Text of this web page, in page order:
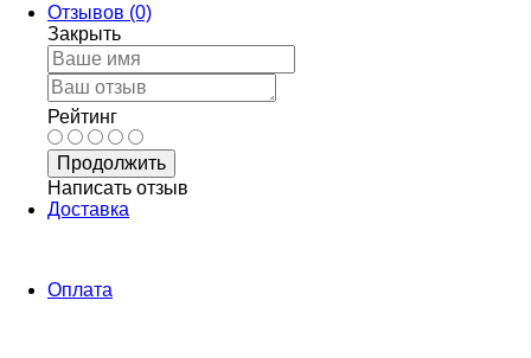
Отзывов (0)
Закрыть
Рейтинг
Продолжить
Написать отзыв
Доставка
Оплата